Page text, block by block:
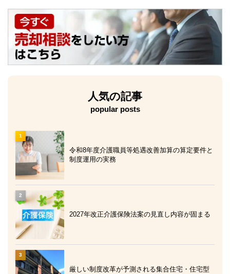
人気の記事
popular posts
令和8年度介護職員等処遇改善加算の算定要件と
制度運用の実務
2027年改正介護保険法案の見直し内容が固まる
厳しい制度改革が予測される集合住宅・住宅型